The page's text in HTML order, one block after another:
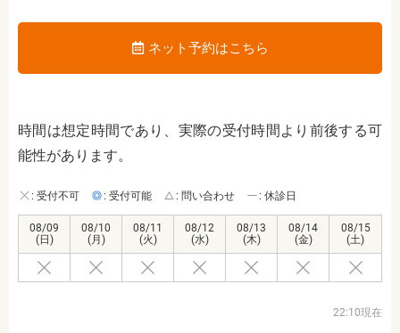
ネット予約はこちら
時間は想定時間であり、実際の受付時間より前後する可
能性があります。
: 受付不可 : 受付可能 : 問い合わせ : 休診日
08/09
(日)
08/10
(月)
08/11
(火)
08/12
(水)
08/13
(木)
08/14
(金)
08/15
(土)
22:10現在